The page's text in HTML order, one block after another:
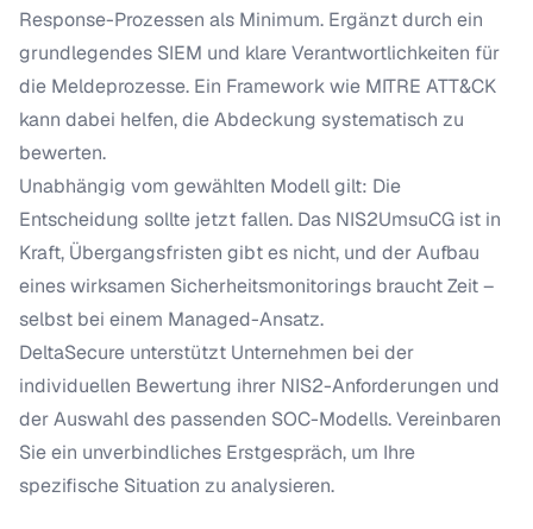
Response-Prozessen als Minimum. Ergänzt durch ein
grundlegendes SIEM und klare Verantwortlichkeiten für
die Meldeprozesse. Ein Framework wie MITRE ATT&CK
kann dabei helfen, die Abdeckung systematisch zu
bewerten.
Unabhängig vom gewählten Modell gilt: Die
Entscheidung sollte jetzt fallen. Das NIS2UmsuCG ist in
Kraft, Übergangsfristen gibt es nicht, und der Aufbau
eines wirksamen Sicherheitsmonitorings braucht Zeit –
selbst bei einem Managed-Ansatz.
DeltaSecure unterstützt Unternehmen bei der
individuellen Bewertung ihrer NIS2-Anforderungen und
der Auswahl des passenden SOC-Modells.Vereinbaren
Sie ein unverbindliches Erstgespräch, um Ihre
spezifische Situation zu analysieren.